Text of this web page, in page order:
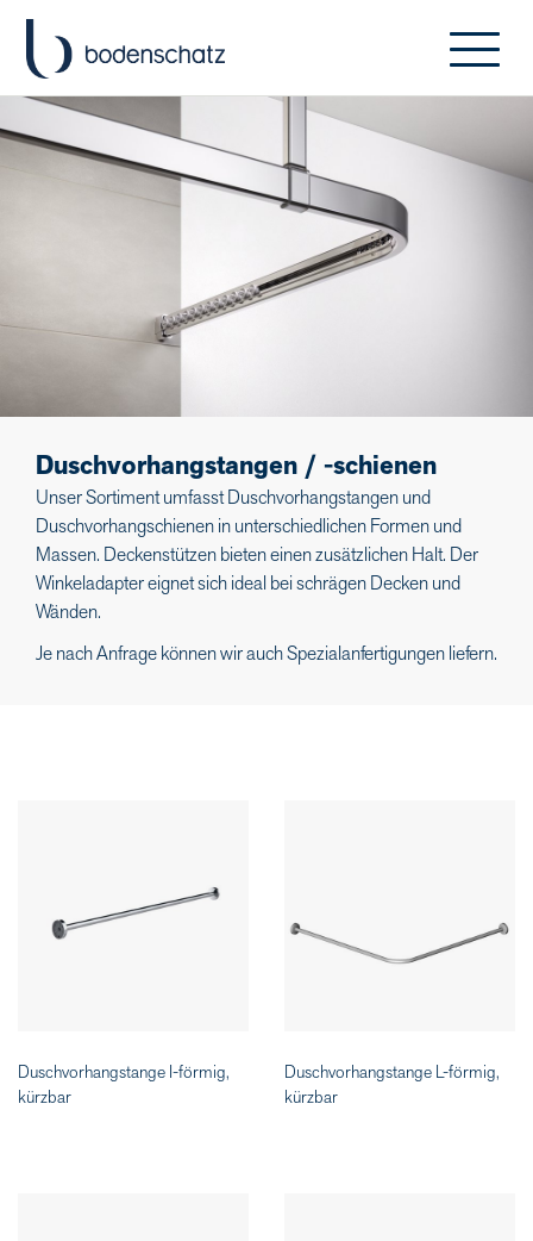
Duschvorhangstangen / -schienen
Unser Sortiment umfasst Duschvorhangstangen und
Duschvorhangschienen in unterschiedlichen Formen und
Massen. Deckenstützen bieten einen zusätzlichen Halt. Der
Winkeladapter eignet sich ideal bei schrägen Decken und
Wänden.
Je nach Anfrage können wir auch Spezialanfertigungen liefern.
Duschvorhangstange I-förmig,
kürzbar
Duschvorhangstange L-förmig,
kürzbar